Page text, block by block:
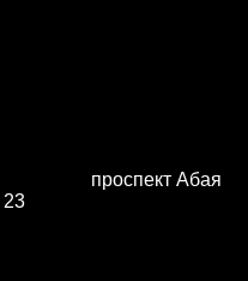
проспект Абая
23